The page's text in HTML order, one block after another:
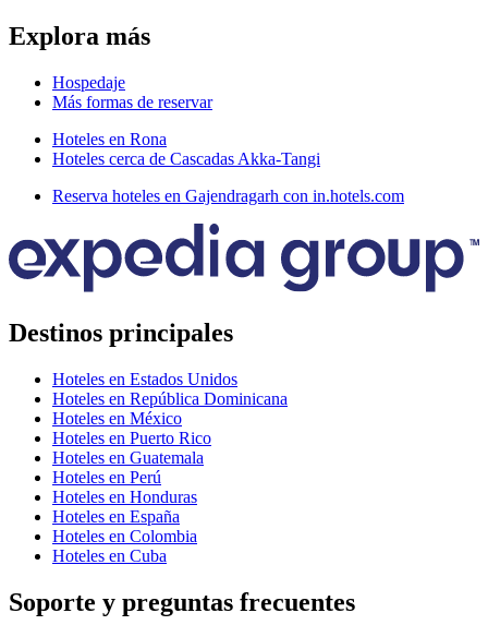
Explora más
Hospedaje
Más formas de reservar
Hoteles en Rona
Hoteles cerca de Cascadas Akka-Tangi
Reserva hoteles en Gajendragarh con in.hotels.com
Destinos principales
Hoteles en Estados Unidos
Hoteles en República Dominicana
Hoteles en México
Hoteles en Puerto Rico
Hoteles en Guatemala
Hoteles en Perú
Hoteles en Honduras
Hoteles en España
Hoteles en Colombia
Hoteles en Cuba
Soporte y preguntas frecuentes